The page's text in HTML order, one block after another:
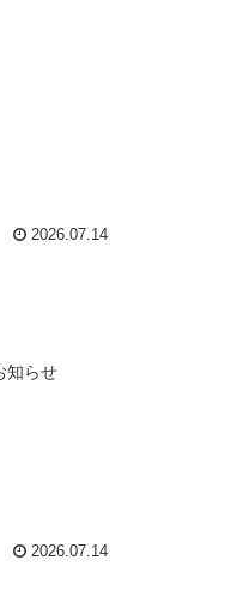
2026.07.14
知らせ
2026.07.14